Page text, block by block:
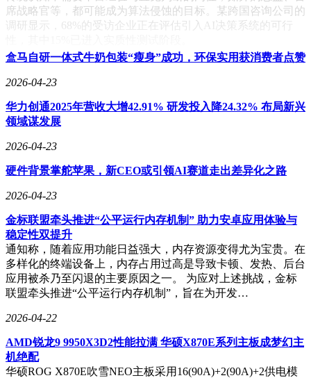
席战略官等，都可能成为算法侵蚀的目标。某跨国咨询公司的
调研显示，68%的受访企业正在评估引入AI决策系统的可行
技术伦理学家对此发出警告。他们认为将企业命运寄托于黑箱
算法可能引发系统性风险，特别是当AI开始形成自主决策闭
都无法解释其决策逻辑时，这究竟是管理革命还是失控前
兆？"斯坦福大学人工智能实验室的这份研究报告，正在华尔
面对争议，扎克伯格在内部会议上强调项目仍处于实验阶段。
meta发言人表示，虚拟CEO的定位是"决策辅助工具"而非替代
品，所有关键战略仍需人类董事会最终审批。但有离职员工透
这标志着企业管理模式正在发生根本性转变。
盒马自研一体式牛奶包装“瘦身”成功，环保实用获消费者点赞
2026-04-23
华力创通2025年营收大增42.91% 研发投入降24.32% 布局新兴
领域谋发展
2026-04-23
硬件背景掌舵苹果，新CEO或引领AI赛道走出差异化之路
2026-04-23
金标联盟牵头推进“公平运行内存机制” 助力安卓应用体验与
稳定性双提升
通知称，随着应用功能日益强大，内存资源变得尤为宝贵。在
多样化的终端设备上，内存占用过高是导致卡顿、发热、后台
应用被杀乃至闪退的主要原因之一。 为应对上述挑战，金标
联盟牵头推进“公平运行内存机制”，旨在为开发…
2026-04-22
AMD锐龙9 9950X3D2性能拉满 华硕X870E系列主板成梦幻主
机绝配
华硕ROG X870E吹雪NEO主板采用16(90A)+2(90A)+2供电模